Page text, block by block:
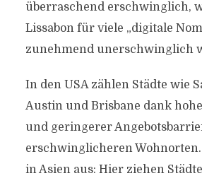
überraschend erschwinglich,
Lissabon für viele „digitale
zunehmend unerschwinglich
In den USA zählen Städte wie
Austin und Brisbane dank
und geringerer
erschwinglicheren
in Asien aus: Hier ziehen